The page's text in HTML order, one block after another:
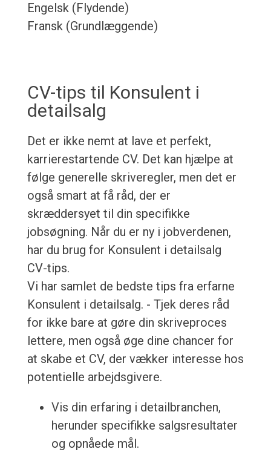
Engelsk (Flydende)
Fransk (Grundlæggende)
CV-tips til Konsulent i
detailsalg
Det er ikke nemt at lave et perfekt,
karrierestartende CV. Det kan hjælpe at
følge generelle skriveregler, men det er
også smart at få råd, der er
skræddersyet til din specifikke
jobsøgning. Når du er ny i jobverdenen,
har du brug for Konsulent i detailsalg
CV-tips.
Vi har samlet de bedste tips fra erfarne
Konsulent i detailsalg. - Tjek deres råd
for ikke bare at gøre din skriveproces
lettere, men også øge dine chancer for
at skabe et CV, der vækker interesse hos
potentielle arbejdsgivere.
Vis din erfaring i detailbranchen,
herunder specifikke salgsresultater
og opnåede mål.